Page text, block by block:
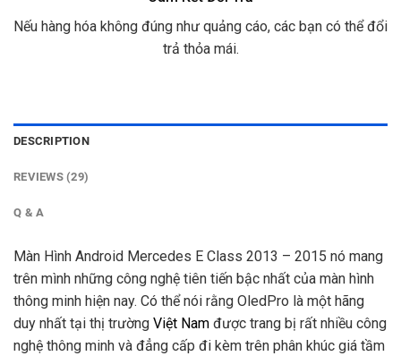
Nếu hàng hóa không đúng như quảng cáo, các bạn có thể đổi
trả thỏa mái.
DESCRIPTION
REVIEWS (29)
Q & A
Màn Hình Android Mercedes E Class 2013 – 2015 nó mang
trên mình những công nghệ tiên tiến bậc nhất của màn hình
thông minh hiện nay. Có thể nói rằng OledPro là một hãng
duy nhất tại thị trường Việt Nam được trang bị rất nhiều công
nghệ thông minh và đẳng cấp đi kèm trên phân khúc giá tầm